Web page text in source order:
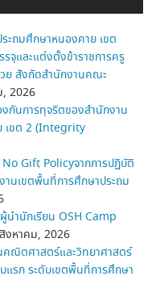
ะถมศึกษาหนองคาย เขต
จุและแต่งตั้งข้าราชการครู
ย สังกัดสำนักงานคณะ
, 2026
งกันการทุจริตของสำนักงาน
เขต 2 (Integrity
Gift Policyจากการปฏิบัติ
นเขตพื้นที่การศึกษาประถม
ำนักเรียน OSH Camp
งหาคม, 2026
ณิตศาสตร์และวิทยาศาสตร์
แรก ระดับเขตพื้นที่การศึกษา